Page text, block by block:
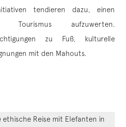
tendieren dazu, einen
Tourismus aufzuwerten.
zu Fuß, kulturelle
mit den Mahouts.
ethische Reise mit Elefanten in